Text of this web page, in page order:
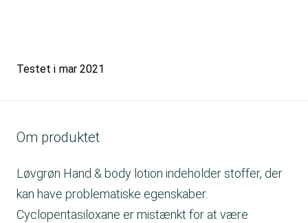
Testet i mar 2021
Om produktet
Løvgrøn Hand & body lotion indeholder stoffer, der
kan have problematiske egenskaber.
Cyclopentasiloxane er mistænkt for at være